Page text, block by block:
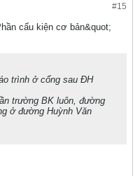
#15
cấu kiện cơ bản&quot;
trình ở cổng sau ĐH
trường BK luôn, đường
ở đường Huỳnh Văn